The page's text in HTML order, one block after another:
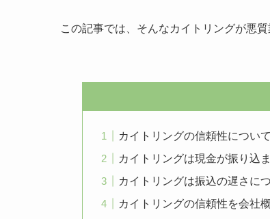
この記事では、そんなカイトリングが悪
カイトリングの信頼性につい
カイトリングは現金が振り込
カイトリングは振込の遅さに
カイトリングの信頼性を会社